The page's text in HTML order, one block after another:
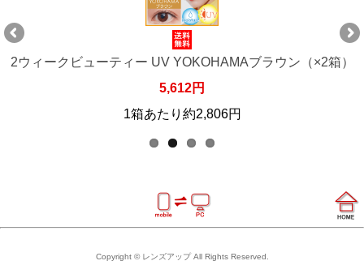
2ウィークビューティー UV YOKOHAMAブラウン（×2箱）
5,612円
1箱あたり約2,806円
Copyright © レンズアップ All Rights Reserved.